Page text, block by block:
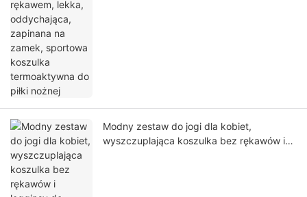
Modny zestaw do jogi dla kobiet,
wyszczuplająca koszulka bez rękawów i